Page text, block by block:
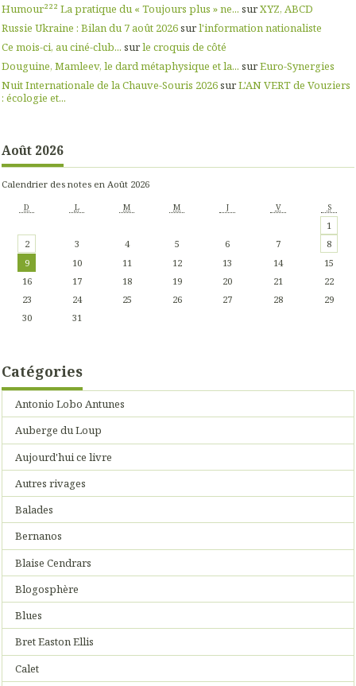
Humour²²² La pratique du « Toujours plus » ne... surXYZ, ABCD
Russie Ukraine : Bilan du 7 août 2026surl'information nationaliste
Ce mois-ci, au ciné-club... surle croquis de côté
Douguine, Mamleev, le dard métaphysique et la... surEuro-Synergies
Nuit Internationale de la Chauve-Souris 2026surL'AN VERT de Vouziers
: écologie et...
Août 2026
Calendrier des notes en Août 2026
D L M M J V S
1
2
3 4 5 6 7
8
9
10 11 12 13 14
15
16
17 18 19 20 21
22
23
24 25 26 27 28
29
30
31
Catégories
Antonio Lobo Antunes
Auberge du Loup
Aujourd'hui ce livre
Autres rivages
Balades
Bernanos
Blaise Cendrars
Blogosphère
Blues
Bret Easton Ellis
Calet